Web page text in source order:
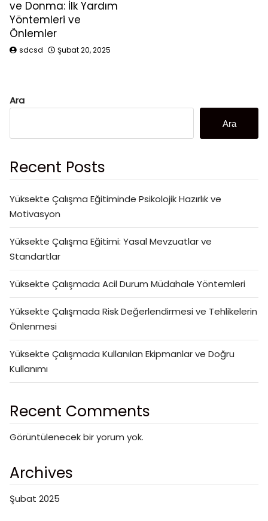
ve Donma: İlk Yardım
Yöntemleri ve
Önlemler
sdcsd Şubat 20, 2025
Ara
Ara
Recent Posts
Yüksekte Çalışma Eğitiminde Psikolojik Hazırlık ve
Motivasyon
Yüksekte Çalışma Eğitimi: Yasal Mevzuatlar ve
Standartlar
Yüksekte Çalışmada Acil Durum Müdahale Yöntemleri
Yüksekte Çalışmada Risk Değerlendirmesi ve Tehlikelerin
Önlenmesi
Yüksekte Çalışmada Kullanılan Ekipmanlar ve Doğru
Kullanımı
Recent Comments
Görüntülenecek bir yorum yok.
Archives
Şubat 2025